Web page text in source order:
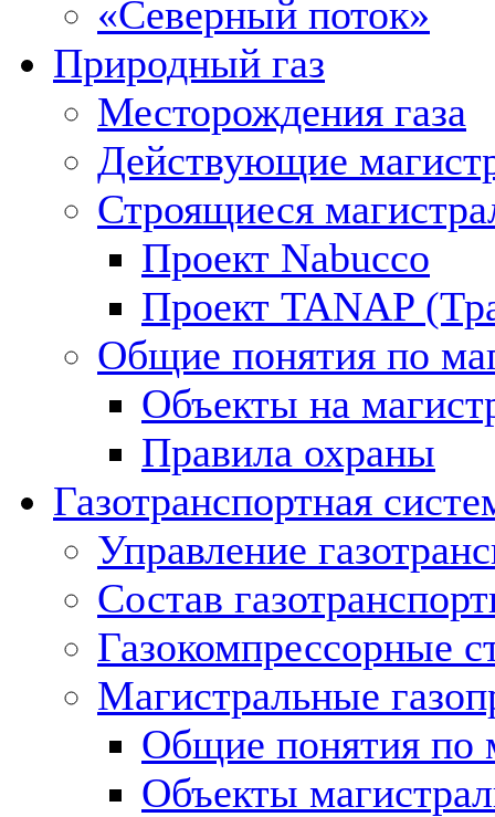
«Северный поток»
Природный газ
Месторождения газа
Действующие
Строящиеся
Проект Nabucco
Проект TANAP
Общие понятия по
Объекты на
Правила охраны
Газотранспортная
Управление
Состав
Газокомпрессорные
Магистральные
Общие понятия по
Объекты